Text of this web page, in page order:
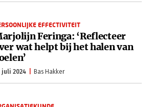
EFFECTIVITEIT
Feringa: ‘Reflecteer
wat helpt bij het halen van
juli 2024 Bas Hakker